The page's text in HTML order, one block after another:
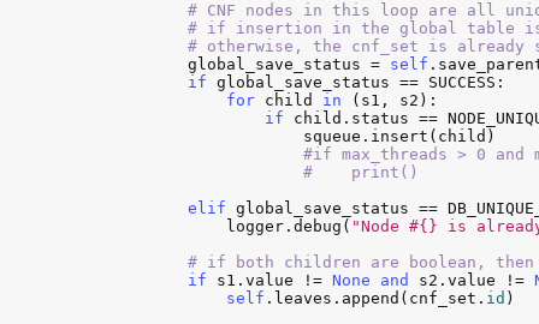
# CNF nodes in this loop are all
# if insertion in the global table is
# otherwise, the cnf_set is already
global_save_status = self .
if global_save_status == SUCCESS :
for child in ( s1 , s2 ):
if
child . status ==
squeue . insert ( child )
#if max_threads > 0 and
#    print()
elif global_save_status ==
logger . debug ( "Node #{} is
# if both children are boolean,
if
s1 . value != None and s2 . value !=
self . leaves . append ( cnf_set . id )